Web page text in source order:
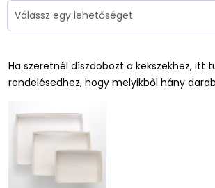
Ha szeretnél díszdobozt a kekszekhez, itt
rendelésedhez, hogy melyikből hány